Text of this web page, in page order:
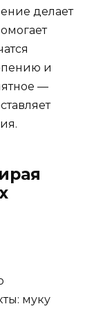
делает
и
—
муку